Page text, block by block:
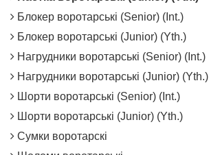
Блокер воротарські (Senior) (Int.)
Блокер воротарські (Junior) (Yth.)
Нагрудники воротарські (Senior) (Int.)
Нагрудники воротарські (Junior) (Yth.)
Шорти воротарські (Senior) (Int.)
Шорти воротарські (Junior) (Yth.)
Сумки воротарскі